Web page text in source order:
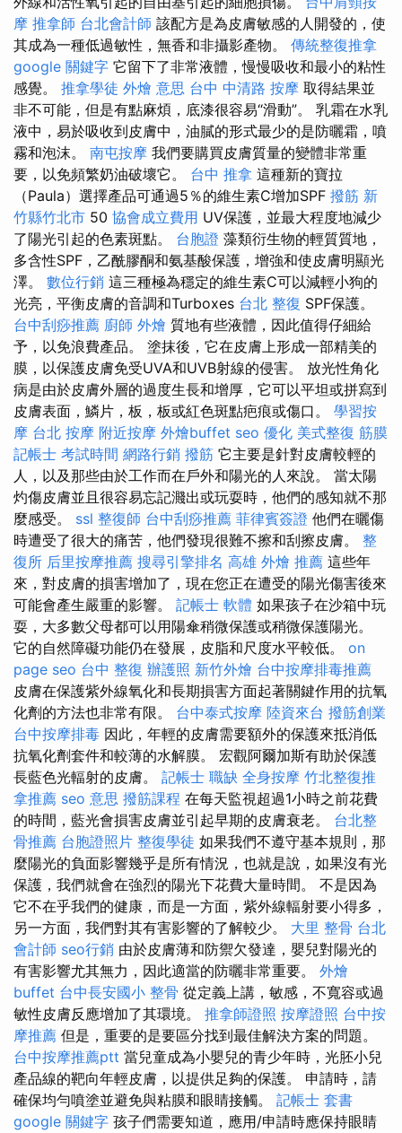
摩 推拿師 台北會計師 該配方是為皮膚敏感的人開發的，使
其成為一種低過敏性，無香和非攝影產物。 傳統整復推拿
google 關鍵字 它留下了非常液體，慢慢吸收和最小的粘性
感覺。 推拿學徒 外燴 意思 台中 中清路 按摩 取得結果並
非不可能，但是有點麻煩，底漆很容易“滑動”。 乳霜在水乳
液中，易於吸收到皮膚中，油膩的形式最少的是防曬霜，噴
霧和泡沫。 南屯按摩 我們要購買皮膚質量的變體非常重
要，以免頻繁奶油破壞它。 台中 推拿 這種新的寶拉
（Paula）選擇產品可通過5％的維生素C增加SPF 撥筋 新
竹縣竹北市 50 協會成立費用 UV保護，並最大程度地減少
了陽光引起的色素斑點。 台胞證 藻類衍生物的輕質質地，
多含性SPF，乙酰膠酮和氨基酸保護，增強和使皮膚明顯光
澤。 數位行銷 這三種極為穩定的維生素C可以減輕小狗的
光亮，平衡皮膚的音調和Turboxes 台北 整復 SPF保護。
台中刮痧推薦 廚師 外燴 質地有些液體，因此值得仔細給
予，以免浪費產品。 塗抹後，它在皮膚上形成一部精美的
膜，以保護皮膚免受UVA和UVB射線的侵害。 放光性角化
病是由於皮膚外層的過度生長和增厚，它可以平坦或拼寫到
皮膚表面，鱗片，板，板或紅色斑點疤痕或傷口。 學習按
摩 台北 按摩 附近按摩 外燴buffet seo 優化 美式整復 筋膜
記帳士 考試時間 網路行銷 撥筋 它主要是針對皮膚較輕的
人，以及那些由於工作而在戶外和陽光的人來說。 當太陽
灼傷皮膚並且很容易忘記濺出或玩耍時，他們的感知就不那
麼感受。 ssl 整復師 台中刮痧推薦 菲律賓簽證 他們在曬傷
時遭受了很大的痛苦，他們發現很難不擦和刮擦皮膚。 整
復所 后里按摩推薦 搜尋引擎排名 高雄 外燴 推薦 這些年
來，對皮膚的損害增加了，現在您正在遭受的陽光傷害後來
可能會產生嚴重的影響。 記帳士 軟體 如果孩子在沙箱中玩
耍，大多數父母都可以用陽傘稍微保護或稍微保護陽光。
它的自然障礙功能仍在發展，皮脂和尺度水平較低。 on
page seo 台中 整復 辦護照 新竹外燴 台中按摩排毒推薦
皮膚在保護紫外線氧化和長期損害方面起著關鍵作用的抗氧
化劑的方法也非常有限。 台中泰式按摩 陸資來台 撥筋創業
台中按摩排毒 因此，年輕的皮膚需要額外的保護來抵消低
抗氧化劑套件和較薄的水解膜。 宏觀阿爾加斯有助於保護
長藍色光輻射的皮膚。 記帳士 職缺 全身按摩 竹北整復推
拿推薦 seo 意思 撥筋課程 在每天監視超過1小時之前花費
的時間，藍光會損害皮膚並引起早期的皮膚衰老。 台北整
骨推薦 台胞證照片 整復學徒 如果我們不遵守基本規則，那
麼陽光的負面影響幾乎是所有情況，也就是說，如果沒有光
保護，我們就會在強烈的陽光下花費大量時間。 不是因為
它不在乎我們的健康，而是一方面，紫外線輻射要小得多，
另一方面，我們對其有害影響的了解較少。 大里 整骨 台北
會計師 seo行銷 由於皮膚薄和防禦欠發達，嬰兒對陽光的
有害影響尤其無力，因此適當的防曬非常重要。 外燴
buffet 台中長安國小 整骨 從定義上講，敏感，不寬容或過
敏性皮膚反應增加了其環境。 推拿師證照 按摩證照 台中按
摩推薦 但是，重要的是要區分找到最佳解決方案的問題。
台中按摩推薦ptt 當兒童成為小嬰兒的青少年時，光胚小兒
產品線的靶向年輕皮膚，以提供足夠的保護。 申請時，請
確保均勻噴塗並避免與粘膜和眼睛接觸。 記帳士 套書
google 關鍵字 孩子們需要知道，應用/申請時應保持眼睛